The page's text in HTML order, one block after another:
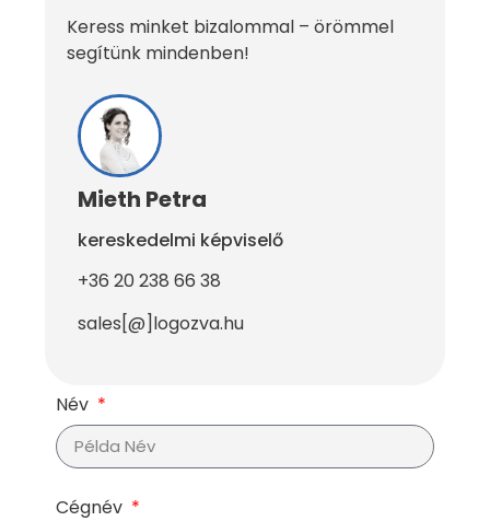
Keress minket bizalommal – örömmel
segítünk mindenben!
Mieth Petra
kereskedelmi képviselő
+36 20 238 66 38
sales[@]logozva.hu
Név
Cégnév